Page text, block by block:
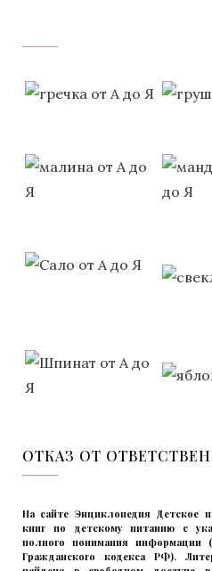
ОТКАЗ ОТ
На сайте Энциклопедия Детское
книг по детскому питанию с
полного понимания информации
Гражданского кодекса РФ).